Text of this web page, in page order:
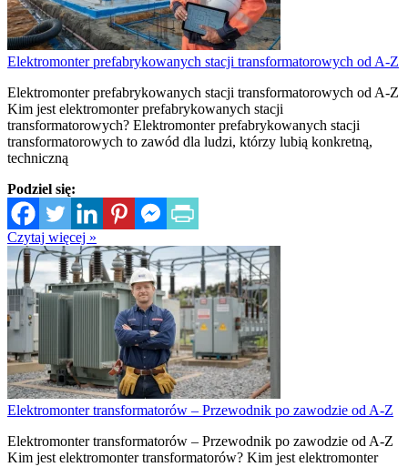
Elektromonter prefabrykowanych stacji transformatorowych od A-Z
Elektromonter prefabrykowanych stacji transformatorowych od A-Z
Kim jest elektromonter prefabrykowanych stacji
transformatorowych? Elektromonter prefabrykowanych stacji
transformatorowych to zawód dla ludzi, którzy lubią konkretną,
techniczną
Podziel się:
Czytaj więcej »
Elektromonter transformatorów – Przewodnik po zawodzie od A-Z
Elektromonter transformatorów – Przewodnik po zawodzie od A-Z
Kim jest elektromonter transformatorów? Kim jest elektromonter